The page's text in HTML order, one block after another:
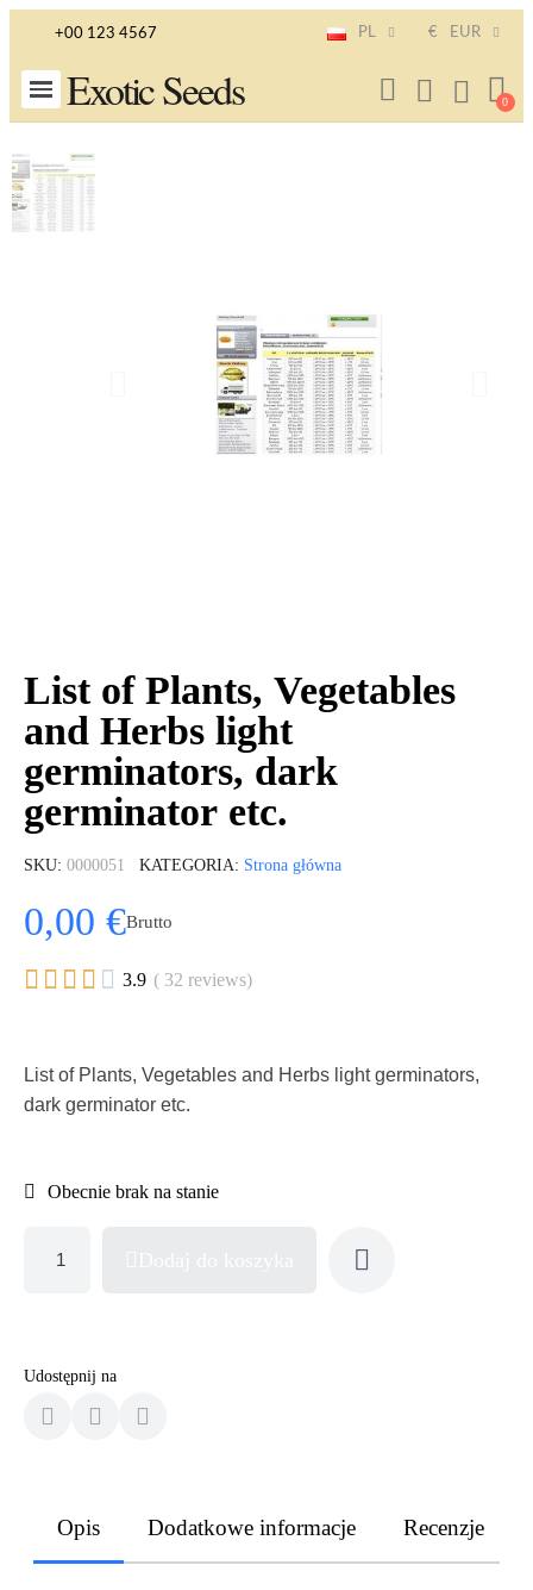
+00 123 4567 PL € EUR
Exotic Seeds
List of Plants, Vegetables
and Herbs light
germinators, dark
germinator etc.
SKU 0000051 KATEGORIA Strona główna
0,00 €Brutto
     3.9 ( 32 reviews)
List of Plants, Vegetables and Herbs light germinators,
dark germinator etc.
Obecnie brak na stanie
Udostępnij na
Opis Dodatkowe informacje Recenzje